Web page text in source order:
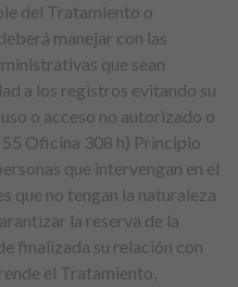
del Tratamiento o
manejar con las
que sean
a los registros evitando su
o acceso no autorizado o
Oficina 308 h) Principio
que intervengan en el
que no tengan la naturaleza
la reserva de la
finalizada su relación con
el Tratamiento,